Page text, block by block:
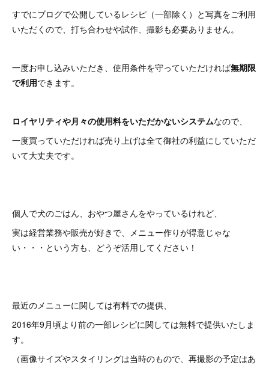
すでにブログで公開しているレシピ（一部除く）と写真をご利用
いただくので、打ち合わせや試作、撮影も必要ありません。
一度お申し込みいただき、使用条件を守っていただければ無期限
で利用できます。
ロイヤリティや月々の使用料をいただかないシステムなので、
一度買っていただければ売り上げは全て御社の利益にしていただ
いて大丈夫です。
個人で犬のごはん、おやつ屋さんをやっているけれど、
実は経営業務や販売が好きで、メニュー作りが得意じゃな
い・・・という方も、どうぞ活用してください！
最近のメニューに関しては有料での提供、
2016年9月頃より前の一部レシピに関しては無料で提供いたしま
す。
（画像サイズやスタイリングは当時のもので、再撮影の予定はあ